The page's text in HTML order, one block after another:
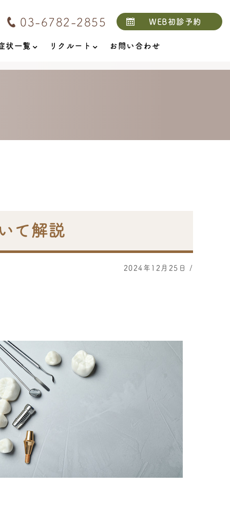
03-6782-2855 WEB初診予約
状一覧 リクルート お問い合わせ
て解説
2024年12月25日 /